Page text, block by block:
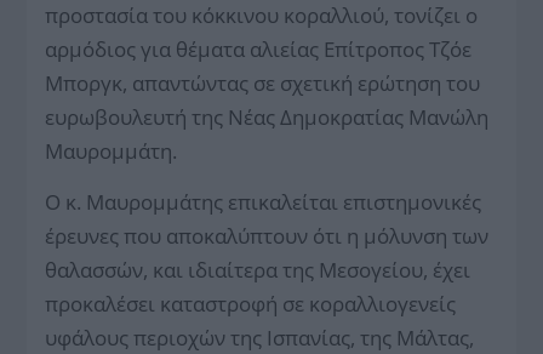
προστασία του κόκκινου κοραλλιού, τονίζει ο
αρμόδιος για θέματα αλιείας Επίτροπος Τζόε
Μποργκ, απαντώντας σε σχετική ερώτηση του
ευρωβουλευτή της Νέας Δημοκρατίας Μανώλη
Μαυρομμάτη.
Ο κ. Μαυρομμάτης επικαλείται επιστημονικές
έρευνες που αποκαλύπτουν ότι η μόλυνση των
θαλασσών, και ιδιαίτερα της Μεσογείου, έχει
προκαλέσει καταστροφή σε κοραλλιογενείς
υφάλους περιοχών της Ισπανίας, της Μάλτας,